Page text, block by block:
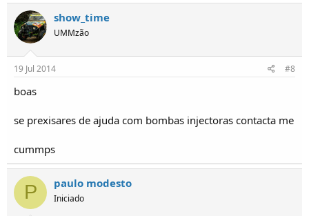
show_time
UMMzão
19 Jul 2014 #8
boas
se prexisares de ajuda com bombas injectoras contacta me
cummps
P paulo modesto
Iniciado